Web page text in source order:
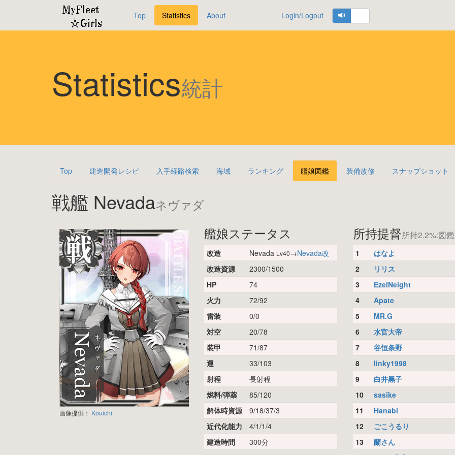
Top Statistics About Login/Logout
Statistics統計
Top 建造開発レシピ 入手経路検索 海域 ランキング 艦娘図鑑 装備改修 スナップショット
戦艦 Nevadaネヴァダ
画像提供： Kouichi
艦娘ステータス
改造 Nevada Lv40→Nevada改
改造資源
2300/1500
HP
74
火力
72/92
雷装
0/0
対空
20/78
装甲
71/87
運
33/103
射程
長射程
燃料/弾薬
85/120
解体時資源
9/18/37/3
近代化能力
4/1/1/4
建造時間
300分
所持提督所持2.2%:図
1
はなよ
2
リリス
3
EzelNeight
4
Apate
5
MR.G
6
水官大帝
7
谷恒条野
8
linky1998
9
白井黑子
10
sasike
11
Hanabi
12
ごこうるり
13
蘭さん